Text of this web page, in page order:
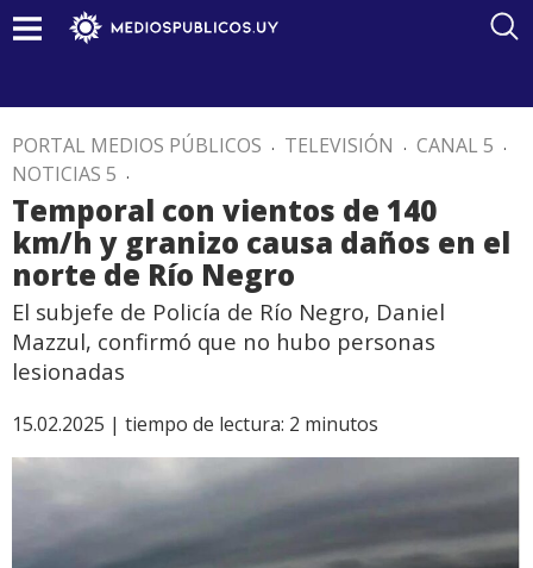
PORTAL MEDIOS PÚBLICOS . TELEVISIÓN . CANAL 5 .
NOTICIAS 5 .
Temporal con vientos de 140
km/h y granizo causa daños en el
norte de Río Negro
El subjefe de Policía de Río Negro, Daniel
Mazzul, confirmó que no hubo personas
lesionadas
15.02.2025 | tiempo de lectura: 2 minutos